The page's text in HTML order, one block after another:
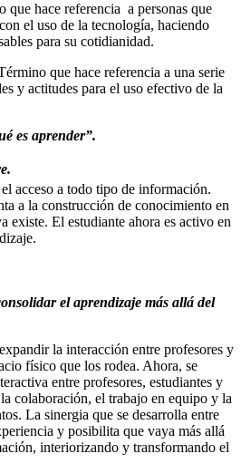
que hace referencia a personas que
el uso de la tecnología, haciendo
para su cotidianidad.
que hace referencia a una serie
y actitudes para el uso efectivo de la
es aprender”.
acceso a todo tipo de información.
a la construcción de conocimiento en
existe. El estudiante ahora es activo en
el aprendizaje más allá del
la interacción entre profesores y
físico que los rodea. Ahora, se
entre profesores, estudiantes y
colaboración, el trabajo en equipo y la
La sinergia que se desarrolla entre
y posibilita que vaya más allá
interiorizando y transformando el